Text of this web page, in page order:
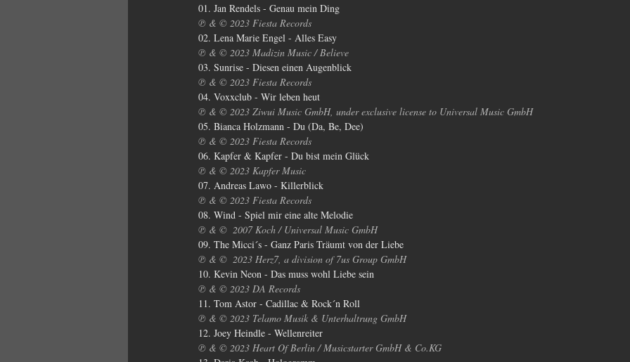
01. Jan Rendels - Genau mein Ding
℗ & © 2023 Fiesta Records
02. Lena Marie Engel - Alles Easy
℗ & © 2023 Madizin Music / Believe
03. Sunrise - Diesen einen Augenblick
℗ & © 2023 Fiesta Records
04. Voxxclub - Wir leben heut
℗ & © 2023 Ziwui Music GmbH, under exclusive license to Universal Music GmbH
05. Bianca Holzmann - Du (Da, Be, Dee)
℗ & © 2023 Fiesta Records
06. Kapfer & Kapfer - Du bist mein Glück
℗ & © 2023 Kapfer Music
07. Andreas Lawo - Killerblick
℗ & © 2023 Fiesta Records
08. Wind - Spiel mir eine alte Melodie
℗ & ©  2007 Koch / Universal Music GmbH
09. The Micci´s - Ganz Paris Träumt von der Liebe
℗ & ©  2023 Herz7, a division of 7us Group GmbH
10. Kevin Neon - Das muss wohl Liebe sein
℗ & © 2023 DA Records
11. Tom Astor - Cadillac & Rock´n Roll
℗ & © 2023 Telamo Musik & Unterhaltrung GmbH
12. Joey Heindle - Wellenreiter
℗ & © 2023 Heart Of Berlin / Musicstarter GmbH & Co.KG